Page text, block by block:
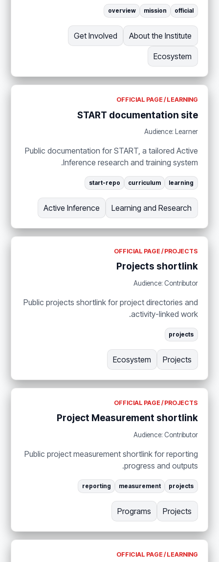
official
mission
overview
About the Institute
Get Involved
Ecosystem
OFFICIAL PAGE / LEARNING
START documentation site
Audience: Learner
Public documentation for START, a tailored Active
Inference research and training system.
learning
curriculum
start-repo
Learning and Research
Active Inference
OFFICIAL PAGE / PROJECTS
Projects shortlink
Audience: Contributor
Public projects shortlink for project directories and
activity-linked work.
projects
Projects
Ecosystem
OFFICIAL PAGE / PROJECTS
Project Measurement shortlink
Audience: Contributor
Public project measurement shortlink for reporting
progress and outputs.
projects
measurement
reporting
Projects
Programs
OFFICIAL PAGE / LEARNING